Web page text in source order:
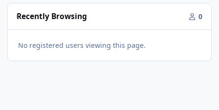
Recently Browsing 0
No registered users viewing this page.